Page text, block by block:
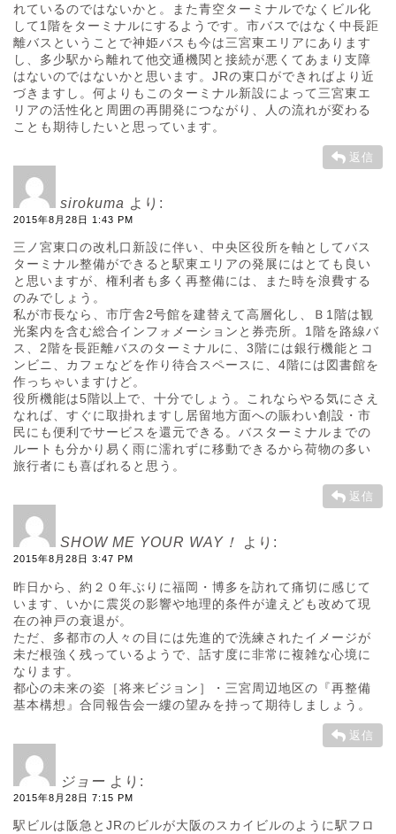
れているのではないかと。また青空ターミナルでなくビル化
して1階をターミナルにするようです。市バスではなく中長距
離バスということで神姫バスも今は三宮東エリアにあります
し、多少駅から離れて他交通機関と接続が悪くてあまり支障
はないのではないかと思います。JRの東口ができればより近
づきますし。何よりもこのターミナル新設によって三宮東エ
リアの活性化と周囲の再開発につながり、人の流れが変わる
ことも期待したいと思っています。
返信
sirokuma より:
2015年8月28日 1:43 PM
三ノ宮東口の改札口新設に伴い、中央区役所を軸としてバス
ターミナル整備ができると駅東エリアの発展にはとても良い
と思いますが、権利者も多く再整備には、また時を浪費する
のみでしょう。
私が市長なら、市庁舎2号館を建替えて高層化し、Ｂ1階は観
光案内を含む総合インフォメーションと券売所。1階を路線バ
ス、2階を長距離バスのターミナルに、3階には銀行機能とコ
ンビニ、カフェなどを作り待合スペースに、4階には図書館を
作っちゃいますけど。
役所機能は5階以上で、十分でしょう。これならやる気にさえ
なれば、すぐに取掛れますし居留地方面への賑わい創設・市
民にも便利でサービスを還元できる。バスターミナルまでの
ルートも分かり易く雨に濡れずに移動できるから荷物の多い
旅行者にも喜ばれると思う。
返信
SHOW ME YOUR WAY！ より:
2015年8月28日 3:47 PM
昨日から、約２０年ぶりに福岡・博多を訪れて痛切に感じて
います、いかに震災の影響や地理的条件が違えども改めて現
在の神戸の衰退が。
ただ、多都市の人々の目には先進的で洗練されたイメージが
未だ根強く残っているようで、話す度に非常に複雑な心境に
なります。
都心の未来の姿［将来ビジョン］・三宮周辺地区の『再整備
基本構想』合同報告会一縷の望みを持って期待しましょう。
返信
ジョー より:
2015年8月28日 7:15 PM
駅ビルは阪急とJRのビルが大阪のスカイビルのように駅フロ